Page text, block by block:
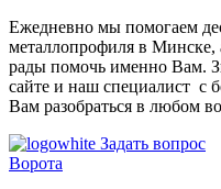
Ежедневно мы помогаем
металлопрофиля в Минске,
рады помочь именно Вам.
сайте и наш специалист с
Вам разобраться в любом
Задать вопрос
Ворота